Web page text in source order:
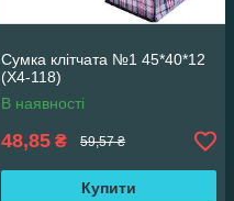
Сумка клітчата №1 45*40*12
(X4-118)
В наявності
48,85 ₴ 59,57 ₴
Купити